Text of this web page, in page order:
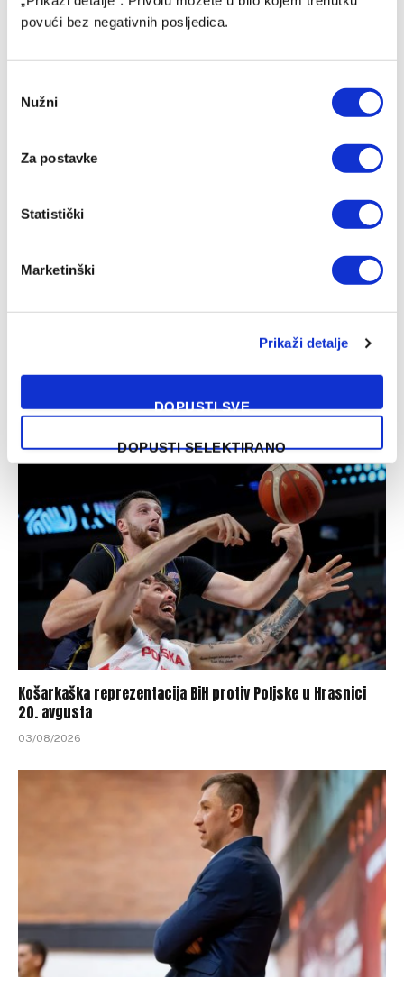
povući bez negativnih posljedica.
Selection
Nužni
Za postavke
Statistički
Marketinški
Prikaži detalje
DOPUSTI SVE
DOPUSTI SELEKTIRANO
Sloboda novo pojačanje pronašla u redovima Bosne
Ožegović odredio sastav bh. kadeta za nastup na EP
Košarkaška reprezentacija BiH protiv Poljske u Hrasnici
20. avgusta
03/08/2026